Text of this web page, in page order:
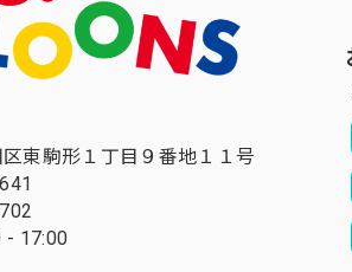
東駒形１丁目９番地１１号
- 17:00